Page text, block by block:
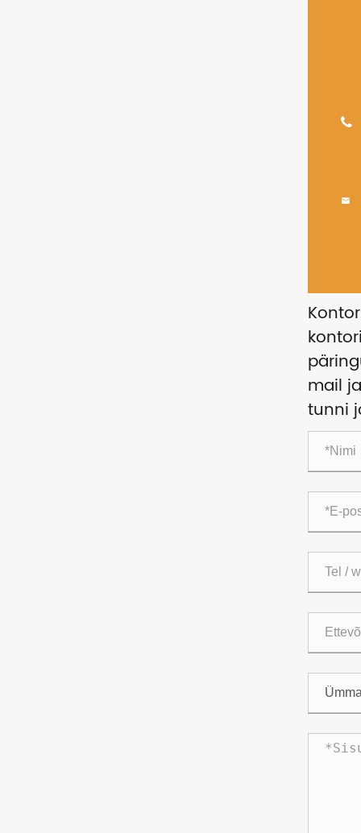


mail
tunni